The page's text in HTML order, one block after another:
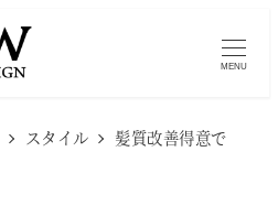
MENU
スタイル
髪質改善得意で